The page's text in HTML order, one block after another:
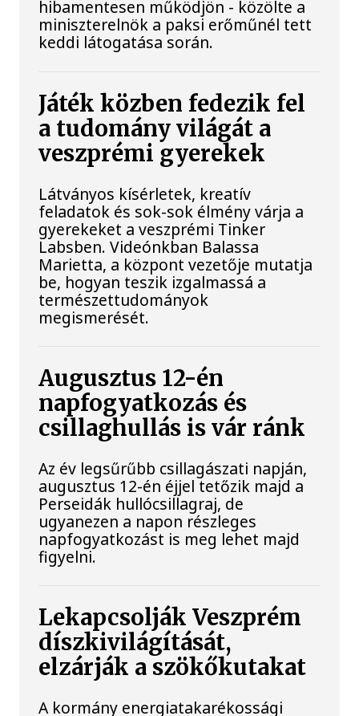
hibamentesen működjön - közölte a
miniszterelnök a paksi erőműnél tett
keddi látogatása során.
Játék közben fedezik fel
a tudomány világát a
veszprémi gyerekek
Látványos kísérletek, kreatív
feladatok és sok-sok élmény várja a
gyerekeket a veszprémi Tinker
Labsben. Videónkban Balassa
Marietta, a központ vezetője mutatja
be, hogyan teszik izgalmassá a
természettudományok
megismerését.
Augusztus 12-én
napfogyatkozás és
csillaghullás is vár ránk
Az év legsűrűbb csillagászati napján,
augusztus 12-én éjjel tetőzik majd a
Perseidák hullócsillagraj, de
ugyanezen a napon részleges
napfogyatkozást is meg lehet majd
figyelni.
Lekapcsolják Veszprém
díszkivilágítását,
elzárják a szökőkutakat
A kormány energiatakarékossági